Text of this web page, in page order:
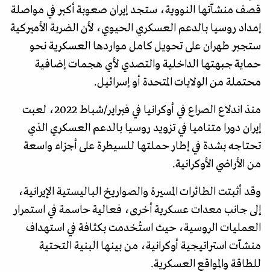
قصف منشآتها النووية، ستجد إيران صعوبة أكبر في مواصلة
إمداد روسيا بالدعم العسكري الحيوي، لأن الضربة الأميركية
ستجبر طهران على تحويل كامل مواردها العسكرية نحو
حماية جبهتها الداخلية والتصدي لأي هجمات إضافية
محتملة من الولايات المتحدة أو إسرائيل.
منذ اندلاع الصراع في أوكرانيا في فبراير/شباط 2022، لعبت
إيران دورا متناميا في تزويد روسيا بالدعم العسكري الذي
تحتاجه بشدة في إطار حملتها للسيطرة على أجزاء واسعة
من الأراضي الأوكرانية.
وقد أثبتت الطائرات المسيرة والصواريخ الباليستية الإيرانية،
إلى جانب معدات عسكرية أخرى، فعالية حاسمة في استمرار
العمليات الروسية، حيث استُخدمت بكثافة في استهداف
منشآت استراتيجية أوكرانية، من بينها البنية التحتية
للطاقة والمواقع العسكرية.